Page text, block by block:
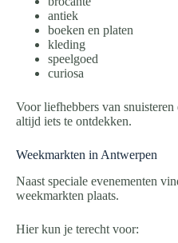
antiek
boeken en platen
kleding
speelgoed
curiosa
Voor liefhebbers van
altijd iets te ontdekken.
Weekmarkten in Antwerpen
Naast speciale evenementen
weekmarkten plaats.
Hier kun je terecht voor: